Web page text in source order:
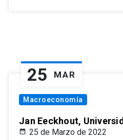
25 MAR
Macroeconomía
Jan Eeckhout,
25 de Marzo de 2022